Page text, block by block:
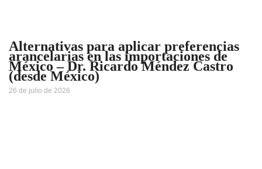
Alternativas para aplicar preferencias
arancelarias en las importaciones de
México – Dr. Ricardo Méndez Castro
(desde México)
26 de julio de 2026